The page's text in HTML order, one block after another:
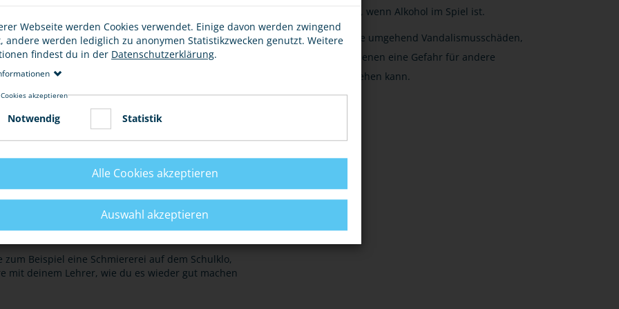
oder zerstört hast, dann ist das Unrecht
vielleicht aber auch eine größere Sache. Es
oder zu verunstalten.
Beispiel eine Schmiererei auf dem Schulklo,
mit deinem Lehrer, wie du es wieder gut machen
dann, wenn Alkohol im Spiel ist.
Melde umgehend Vandalismusschäden,
von denen eine Gefahr für andere
ausgehen kann.
Webseite werden Cookies verwendet. Einige davon werden zwingend
andere werden lediglich zu anonymen Statistikzwecken genutzt. Weitere
findest du in der Datenschutzerklärung.
akzeptieren
Notwendig Statistik
Alle Cookies akzeptieren
Auswahl akzeptieren